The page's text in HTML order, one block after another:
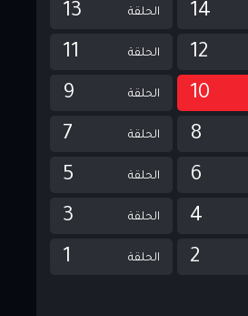
14 الحلقة 13
12 الحلقة 11
10 الحلقة 9
8 الحلقة 7
6 الحلقة 5
4 الحلقة 3
2 الحلقة 1